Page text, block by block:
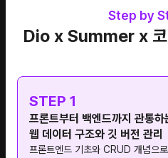
Step by
Dio x Summer x 코
STEP 1
프론트부터 백엔드까지 관통하
웹 데이터 구조와 깃 버전 관리
프론트엔드 기초와 CRUD 개념으